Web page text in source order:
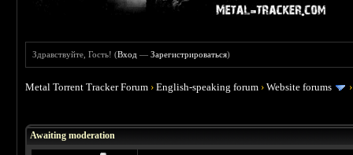
Здравствуйте, Гость! (Вход —Зарегистрироваться)
Metal Torrent Tracker Forum ›English-speaking forum ›Website forums
Awaiting moderation